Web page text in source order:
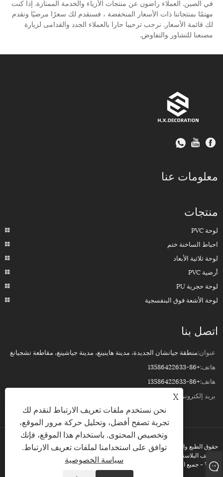
في الصين. العملاء راضون عن منتجات الأزياء والخدمة الممتازة. إذا كنت
مهتمًا بمنتجاتنا ذات الأسعار المنخفضة ، فسنقدم لك سعرًا مرضيًا ونقدم
لك قائمة الأسعار. نرحب ترحيبا حارا بالعملاء الجدد والقدامى لزيارة
مصنعنا للتشاور والتفاوض.
معلومات عنا
منتجات
لوحة PVC
احباط الساخنة ختم
لوحة ثلاثية الأبعاد
أرضية PVC
لوحة حجرية PU
لوحة الأشعة فوق البنفسجية
اتصل بنا
عنوان:منطقة جيانشان الجديدة، مدينة هاينينغ، مدينة جياشينغ، مقاطعة تشجيانغ
هاتف:+86-13586422633
هاتف:+86-13586422633
بريد إلكتروني:ROSSPVCPANEL88@YEAH.NET
حقوق الطبع والنشر © 2023شركة هاينينغ شينهونغ لمواد الديكور المحدودة. - لوحة
السقف البلاستيكية ثلاثية الأبعاد، لوحة الحائط البلاستيكية للأشعة فوق البنفسجية، الكسوة
WPC - جميع الحقوق محفوظة
X
نحن نستخدم ملفات تعريف الارتباط لنقدم لك
تجربة تصفح أفضل، وتحليل حركة مرور الموقع،
وتخصيص المحتوى. باستخدام هذا الموقع، فإنك
توافق على استخدامنا لملفات تعريف الارتباط.
سياسة الخصوصية